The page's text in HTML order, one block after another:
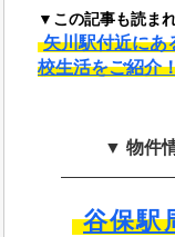
▼この記事も読ま
矢川駅付近にあ
校生活をご紹介
▼ 物件
谷保駅